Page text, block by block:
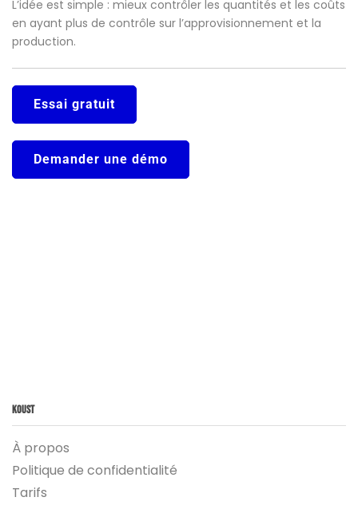
L’idée est simple : mieux contrôler les quantités et les coûts
en ayant plus de contrôle sur l’approvisionnement et la
production.
Essai gratuit
Demander une démo
Koust
À propos
Politique de confidentialité
Tarifs